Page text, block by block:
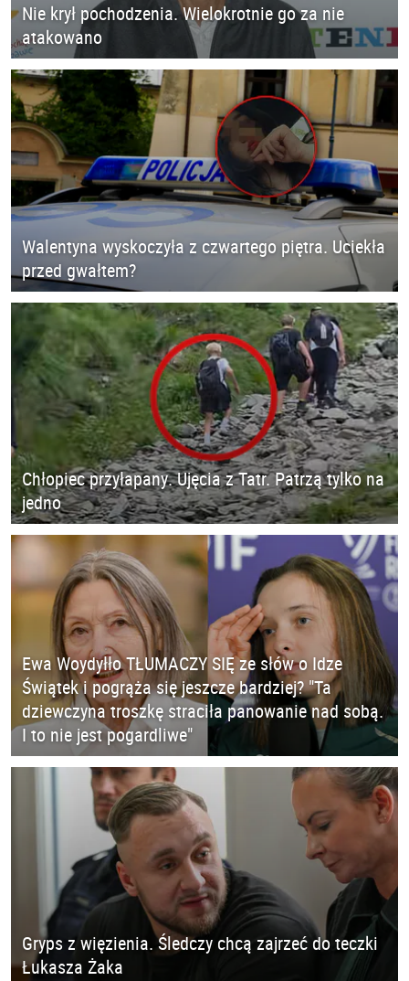
Nie krył pochodzenia. Wielokrotnie go za nie
atakowano
Walentyna wyskoczyła z czwartego piętra. Uciekła
przed gwałtem?
Chłopiec przyłapany. Ujęcia z Tatr. Patrzą tylko na
jedno
Ewa Woydyłło TŁUMACZY SIĘ ze słów o Idze
Świątek i pogrąża się jeszcze bardziej? "Ta
dziewczyna troszkę straciła panowanie nad sobą.
I to nie jest pogardliwe"
Gryps z więzienia. Śledczy chcą zajrzeć do teczki
Łukasza Żaka